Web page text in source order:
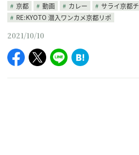
京都
動画 カレー
サライ京都
RE:KYOTO 潜入ワンカメ京都リポ
2021/10/10